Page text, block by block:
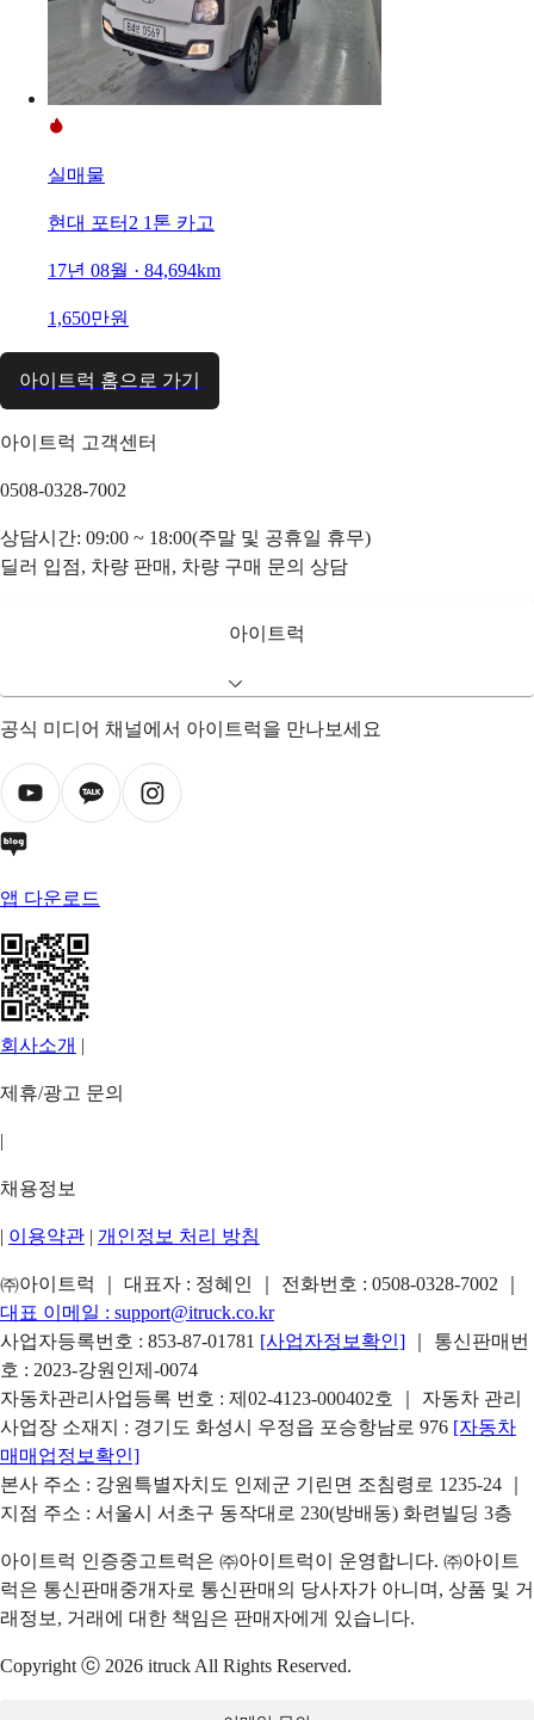
실매물
현대 포터2 1톤 카고
17년 08월 · 84,694km
1,650만원
아이트럭 홈으로 가기
아이트럭 고객센터
0508-0328-7002
상담시간: 09:00 ~ 18:00(주말 및 공휴일 휴무)
딜러 입점, 차량 판매, 차량 구매 문의 상담
아이트럭
공식 미디어 채널에서 아이트럭을 만나보세요
앱 다운로드
회사소개 |
제휴/광고 문의
|
채용정보
| 이용약관 | 개인정보 처리 방침
㈜아이트럭 ｜ 대표자 : 정혜인 ｜ 전화번호 : 0508-0328-7002
대표 이메일 : support@itruck.co.kr
사업자등록번호 : 853-87-01781 [사업자정보확인]
｜ 통신판매번
호 : 2023-강원인제-0074
자동차관리사업등록 번호 : 제02-4123-000402호 ｜ 자동차 관리
사업장 소재지 : 경기도 화성시 우정읍 포승항남로 976 [자동차
매매업정보확인]
본사 주소 : 강원특별자치도 인제군 기린면 조침령로 1235-24 ｜
지점 주소 : 서울시 서초구 동작대로 230(방배동) 화련빌딩 3층
아이트럭 인증중고트럭은 ㈜아이트럭이 운영합니다. ㈜아이트
럭은 통신판매중개자로 통신판매의 당사자가 아니며, 상품 및 거
래정보, 거래에 대한 책임은 판매자에게 있습니다.
Copyright ⓒ 2026 itruck All Rights Reserved.